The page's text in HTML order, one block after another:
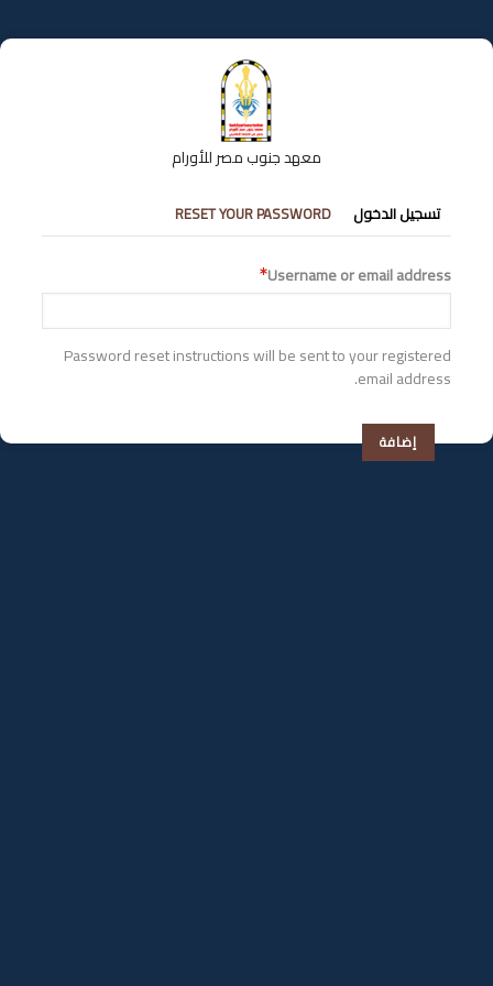
إلى
المحتوى
معهد جنوب مصر للأورام
التبويبات
الأساسية
تسجيل الدخول RESET YOUR PASSWORD
Username or email address
Password reset instructions will be sent to your registered
email address.